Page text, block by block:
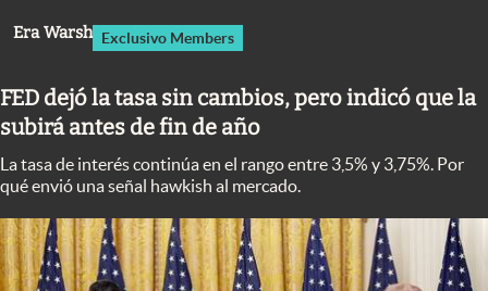
Columnistas
Otras secciones
Apertura
Infotechnology
Clase
Era Warsh Exclusivo Members
FED dejó la tasa sin cambios, pero indicó que la
subirá antes de fin de año
La tasa de interés continúa en el rango entre 3,5% y 3,75%. Por
qué envió una señal hawkish al mercado.